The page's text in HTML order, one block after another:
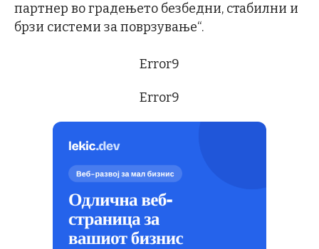
партнер во градењето безбедни, стабилни и
брзи системи за поврзување“.
Error9
Error9